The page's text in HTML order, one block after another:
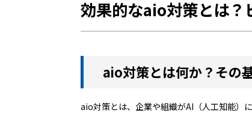
効果的なaio対策とは？
aio対策とは何か？その
aio対策とは、企業や組織がAI（人工知能）